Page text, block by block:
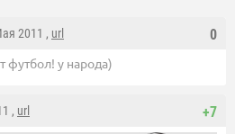
0
2011 , url
футбол! у народа)
+7
, url